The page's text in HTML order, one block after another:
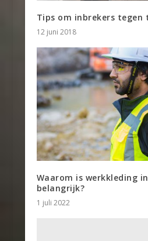
Tips om inbrekers tegen
12 juni 2018
Waarom is werkkleding
belangrijk?
1 juli 2022